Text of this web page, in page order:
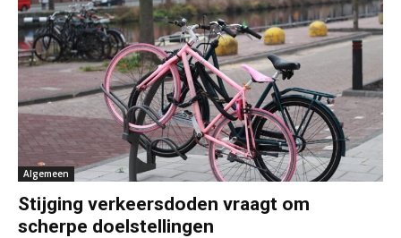
Algemeen
Stijging verkeersdoden vraagt om
scherpe doelstellingen